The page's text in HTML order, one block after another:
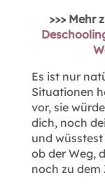
>>> Mehr
Es ist nur
Situationen
vor, sie
dich, noch
und
ob der Weg,
noch zu